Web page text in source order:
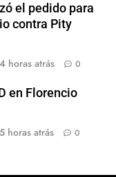
el pedido para
contra Pity
horas atrás 0
en Florencio
horas atrás 0